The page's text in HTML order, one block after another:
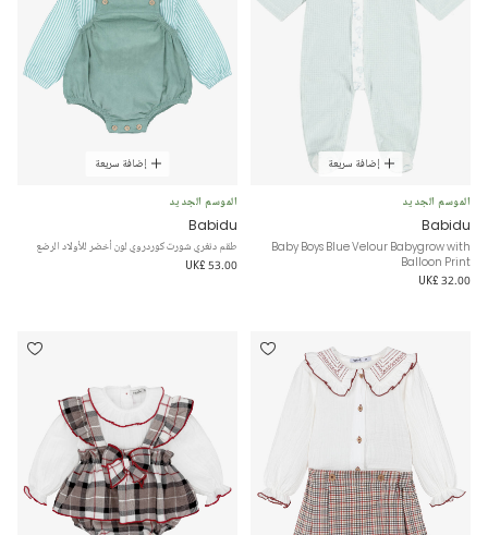
إضافة سريعة
الموسم الجديد
Babidu
Baby Boys Blue Velour Babygrow with
Balloon Print
UK£ 32.00
إضافة سريعة
الموسم الجديد
Babidu
طقم دنغري شورت كوردروي لون أخضر للأولاد الرضع
UK£ 53.00